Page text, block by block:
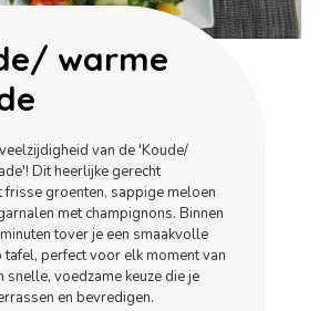
warme
van de 'Koude/
Dit heerlijke gerecht
frisse groenten, sappige meloen
met champignons. Binnen
tover je een smaakvolle
perfect voor elk moment van
snelle, voedzame keuze die je
en bevredigen.